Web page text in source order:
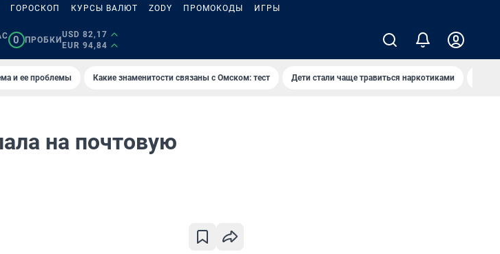
ГОРОСКОП КУРСЫ ВАЛЮТ ZODY ПРОМОКОДЫ ИГРЫ
0 ПРОБКИ
USD 82,17
EUR 94,84
и ее проблемы Какие знаменитости связаны с Омском: тест Дети стали чаще травиться наркотиками
на почтовую